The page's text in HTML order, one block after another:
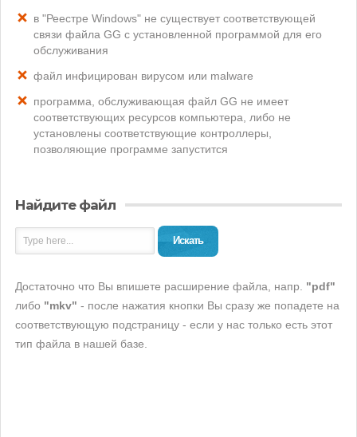
в "Реестре Windows" не существует соответствующей
связи файла GG с установленной программой для его
обслуживания
файл инфицирован вирусом или malware
программа, обслуживающая файл GG не имеет
соответствующих ресурсов компьютера, либо не
установлены соответствующие контроллеры,
позволяющие программе запустится
Найдите файл
Искать
Достаточно что Вы впишете расширение файла, напр. "pdf"
либо "mkv" - после нажатия кнопки Вы сразу же попадете на
соответствующую подстраницу - если у нас только есть этот
тип файла в нашей базе.